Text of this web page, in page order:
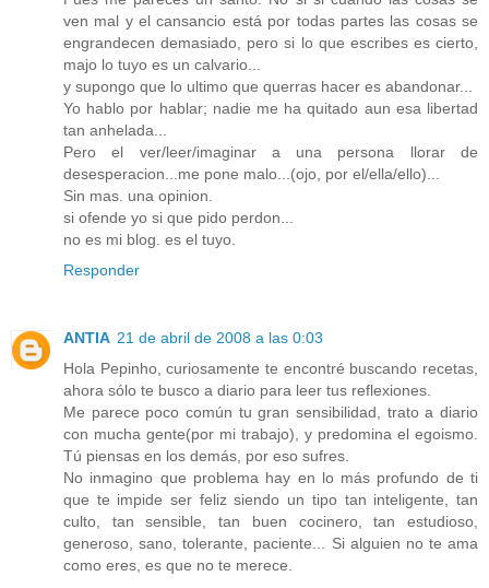
ven mal y el cansancio está por todas partes las cosas se
engrandecen demasiado, pero si lo que escribes es cierto,
majo lo tuyo es un calvario...
y supongo que lo ultimo que querras hacer es abandonar...
Yo hablo por hablar; nadie me ha quitado aun esa libertad
tan anhelada...
Pero el ver/leer/imaginar a una persona llorar de
desesperacion...me pone malo...(ojo, por el/ella/ello)...
Sin mas. una opinion.
si ofende yo si que pido perdon...
no es mi blog. es el tuyo.
Responder
ANTIA 21 de abril de 2008 a las 0:03
Hola Pepinho, curiosamente te encontré buscando recetas,
ahora sólo te busco a diario para leer tus reflexiones.
Me parece poco común tu gran sensibilidad, trato a diario
con mucha gente(por mi trabajo), y predomina el egoismo.
Tú piensas en los demás, por eso sufres.
No inmagino que problema hay en lo más profundo de ti
que te impide ser feliz siendo un tipo tan inteligente, tan
culto, tan sensible, tan buen cocinero, tan estudioso,
generoso, sano, tolerante, paciente... Si alguien no te ama
como eres, es que no te merece.